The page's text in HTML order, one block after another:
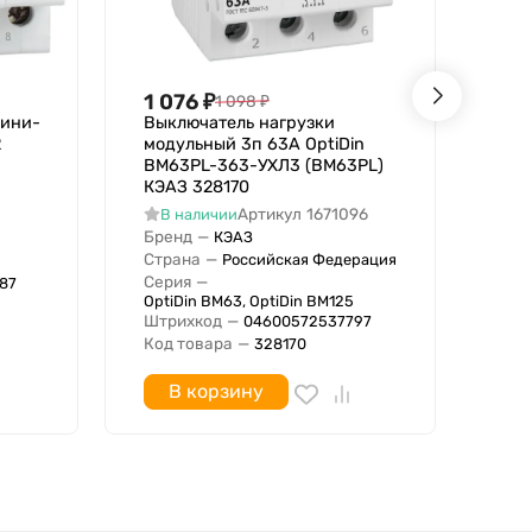
1 076₽1 098₽
Выключатель нагрузки
модульный 3п 63А OptiDin
BM63PL-363-УХЛ3 (ВМ63PL)
КЭАЗ 328170
В наличииАртикул 1671096
Бренд — КЭАЗ
Страна — Российская Федерация
Серия —
OptiDin BM63, OptiDin BM125
Штрихкод — 04600572537797
Код товара — 328170
В корзину